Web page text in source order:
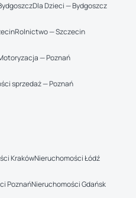
Dla Dzieci — Bydgoszcz
Rolnictwo — Szczecin
— Poznań
sprzedaż — Poznań
KrakówNieruchomości Łódź
PoznańNieruchomości Gdańsk